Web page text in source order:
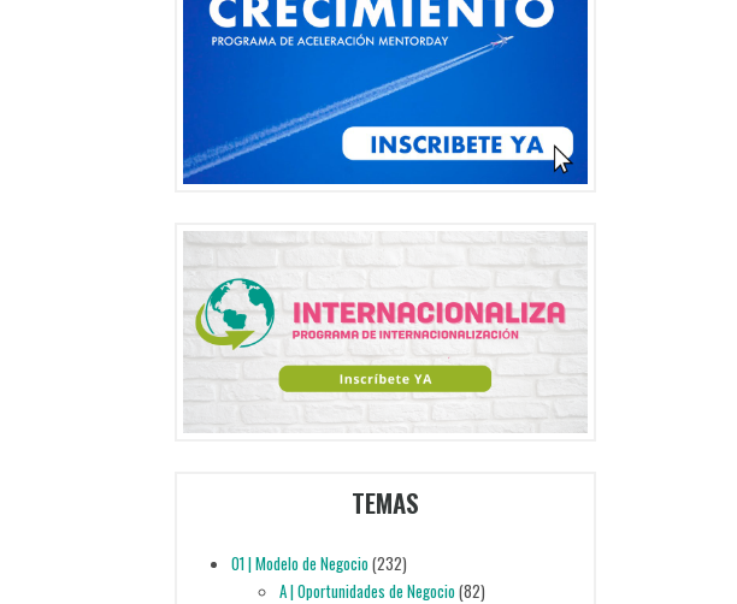
TEMAS
01 | Modelo de Negocio(232)
A | Oportunidades de Negocio(82)